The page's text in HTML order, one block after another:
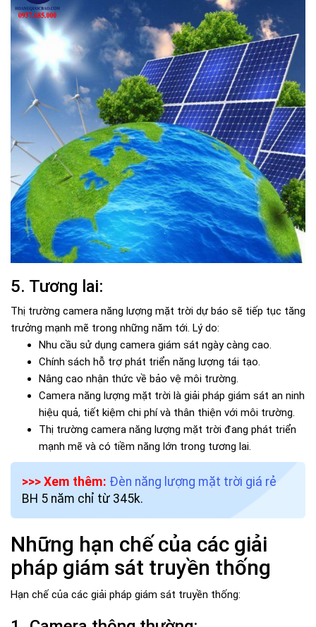
5. Tương lai:
Thị trường camera năng lượng mặt trời dự báo sẽ tiếp tục tăng
trưởng mạnh mẽ trong những năm tới. Lý do:
Nhu cầu sử dụng camera giám sát ngày càng cao.
Chính sách hỗ trợ phát triển năng lượng tái tạo.
Nâng cao nhận thức về bảo vệ môi trường.
Camera năng lượng mặt trời là giải pháp giám sát an ninh
hiệu quả, tiết kiệm chi phí và thân thiện với môi trường.
Thị trường camera năng lượng mặt trời đang phát triển
mạnh mẽ và có tiềm năng lớn trong tương lai.
>>> Xem thêm: Đèn năng lượng mặt trời giá rẻ
BH 5 năm chỉ từ 345k.
Những hạn chế của các giải
pháp giám sát truyền thống
Hạn chế của các giải pháp giám sát truyền thống: